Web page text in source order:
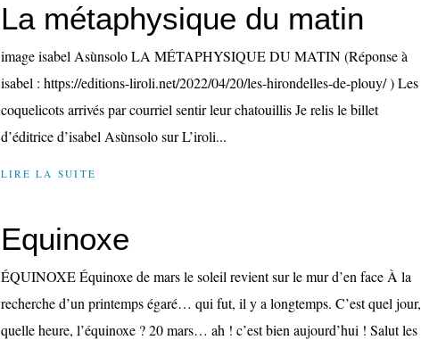
La métaphysique du matin
image isabel Asùnsolo LA MÉTAPHYSIQUE DU MATIN (Réponse à
isabel : https://editions-liroli.net/2022/04/20/les-hirondelles-de-plouy/ ) Les
coquelicots arrivés par courriel sentir leur chatouillis Je relis le billet
d’éditrice d’isabel Asùnsolo sur L’iroli...
LIRE LA SUITE
Equinoxe
ÉQUINOXE Équinoxe de mars le soleil revient sur le mur d’en face À la
recherche d’un printemps égaré… qui fut, il y a longtemps. C’est quel jour,
quelle heure, l’équinoxe ? 20 mars… ah ! c’est bien aujourd’hui ! Salut les